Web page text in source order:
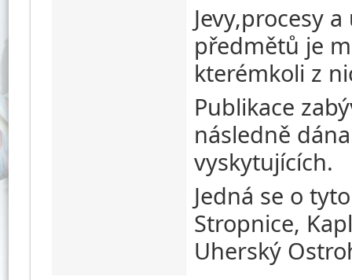
Jevy,procesy
předmětů je
kterémkoli z
Publikace
následně
vyskytujících.
Jedná se o
Stropnice,
Uherský